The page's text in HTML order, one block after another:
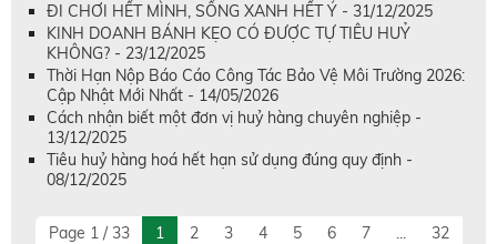
ĐI CHƠI HẾT MÌNH, SỐNG XANH HẾT Ý - 31/12/2025
KINH DOANH BÁNH KẸO CÓ ĐƯỢC TỰ TIÊU HUỶ
KHÔNG? - 23/12/2025
Thời Hạn Nộp Báo Cáo Công Tác Bảo Vệ Môi Trường 2026:
Cập Nhật Mới Nhất - 14/05/2026
Cách nhận biết một đơn vị huỷ hàng chuyên nghiệp -
13/12/2025
Tiêu huỷ hàng hoá hết hạn sử dụng đúng quy định -
08/12/2025
Page 1 / 33 1 2 3 4 5 6 7 ...
32